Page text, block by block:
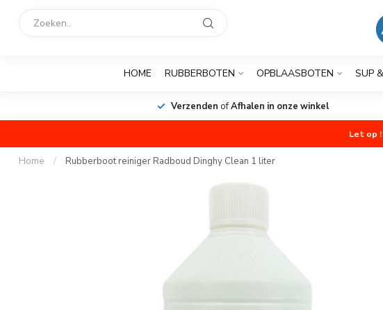
HOME RUBBERBOTEN OPBLAASBOTEN SUP
Verzenden ofAfhalen in onze winkel
Let op
Home / Rubberboot reiniger Radboud Dinghy Clean 1 liter